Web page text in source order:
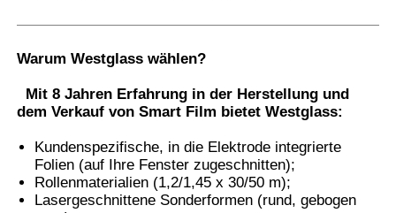
Alle Fälle
Referenzen
Auto-Farben-Schutz-Film
Warum Westglass wählen?
Mit 8 Jahren Erfahrung in der Herstellung und
dem Verkauf von Smart Film bietet Westglass:
Kundenspezifische, in die Elektrode integrierte
Folien (auf Ihre Fenster zugeschnitten);
Rollenmaterialien (1,2/1,45 x 30/50 m);
Lasergeschnittene Sonderformen (rund, gebogen